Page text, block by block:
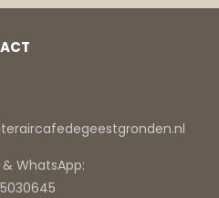
WhatsApp: